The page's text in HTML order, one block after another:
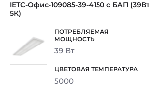
IETC-Офис-109085-39-4150 с БАП
5К)
39 Вт
5000